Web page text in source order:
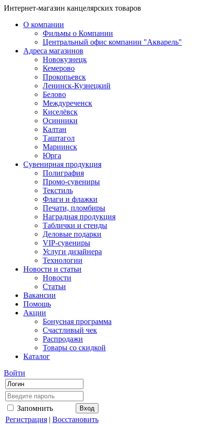
Интернет-магазин канцелярских товаров
О компании
Фильмы о Компании
Центральный офис компании "Акварель"
Адреса магазинов
Новокузнецк
Кемерово
Прокопьевск
Ленинск-Кузнецкий
Белово
Междуреченск
Киселёвск
Осинники
Калтан
Таштагол
Мариинск
Юрга
Сувенирная продукция
Полиграфия
Промо-сувениры
Текстиль
Флаги и флажки
Печати, пломбиры
Наградная продукция
Таблички и стенды
Деловые подарки
VIP-сувениры
Услуги дизайнера
Технологии
Новости и статьи
Новости
Статьи
Вакансии
Помощь
Акции
Бонусная программа
Счастливый чек
Распродажи
Товары со скидкой
Каталог
Войти
Запомнить
Регистрация | Восстановить